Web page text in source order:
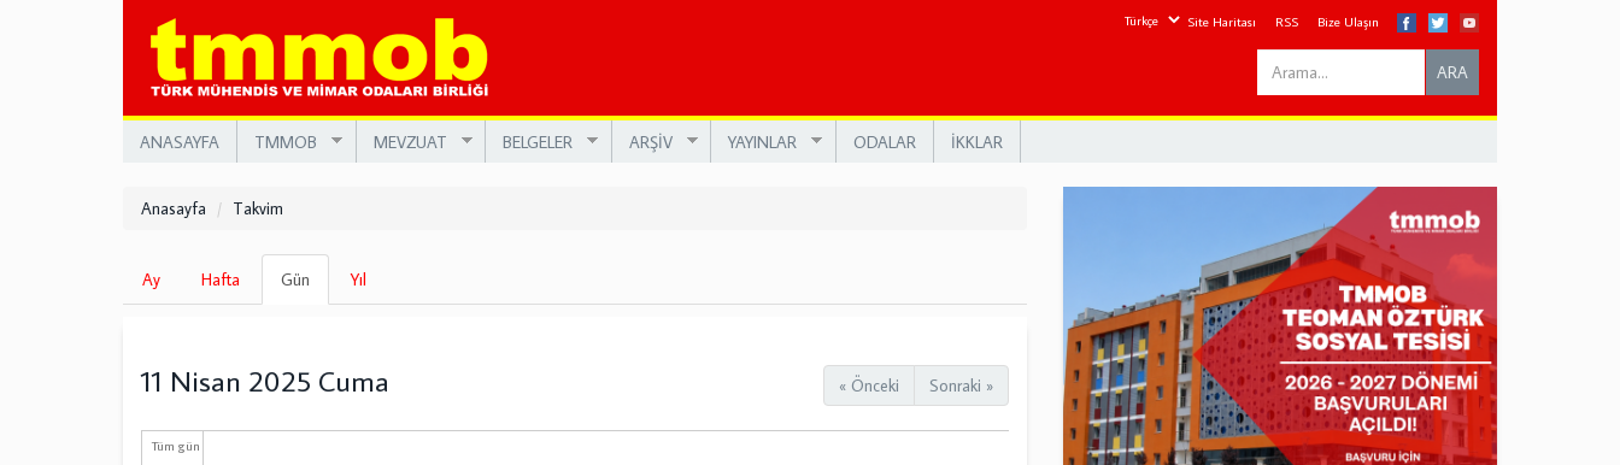
Site Haritası RSS Bize Ulaşın
Search
this
ARA
ANASAYFA TMMOB MEVZUAT BELGELER ARŞİV YAYINLAR ODALAR İKKLAR
Anasayfa Takvim
Birincil
sekmeler
Ay Hafta Gün
sekme)
Yıl
« Önceki Sonraki »
11 Nisan 2025 Cuma
Tüm gün